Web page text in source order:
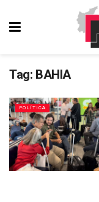
Tag: BAHIA
POLÍTICA